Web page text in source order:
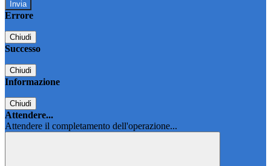
Errore
Chiudi
Successo
Chiudi
Informazione
Chiudi
Attendere...
Attendere il completamento dell'operazione...